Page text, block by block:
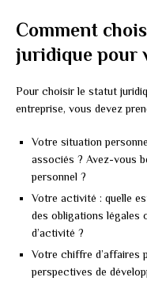
Comment
juridique pour
Pour choisir le statut
entreprise, vous devez
Votre situation
associés ? Avez-vous
personnel ?
Votre activité : quelle
des obligations légales
d’activité ?
Votre chiffre d’affaires
perspectives de